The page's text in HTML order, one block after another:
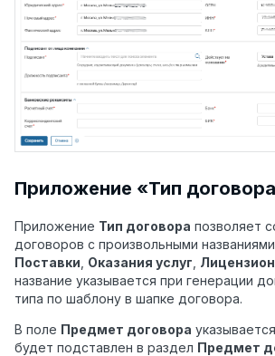
Приложение «Тип
Приложение Тип договора позволяет
договоров с произвольными
Поставки Оказания услуг
название указывается при генерации
типа по шаблону в шапке договора.
В поле Предмет договора
будет подставлен в раздел Предмет